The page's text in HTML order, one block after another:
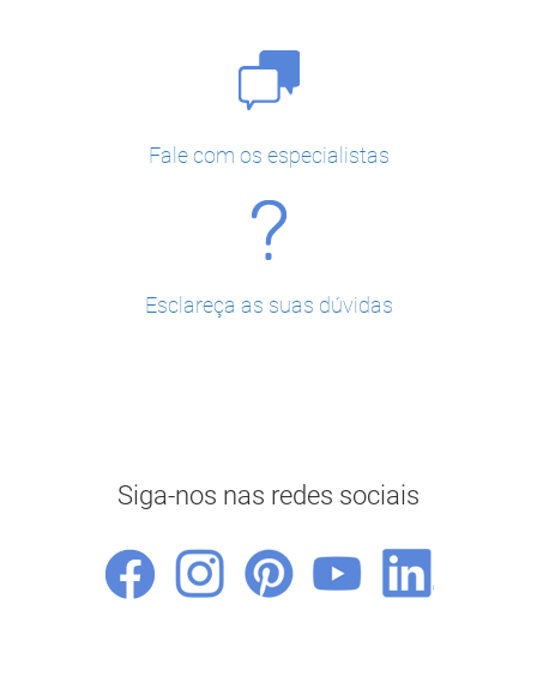
Fale com os especialistas
Esclareça as suas dúvidas
Siga-nos nas redes sociais